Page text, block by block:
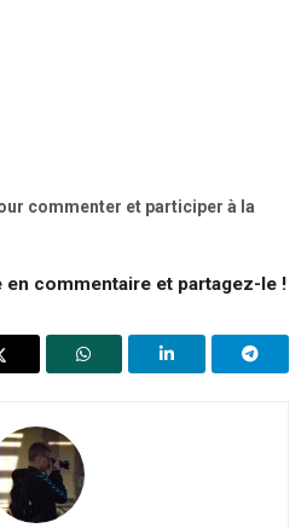
commenter et participer à la
en commentaire et partagez-le !